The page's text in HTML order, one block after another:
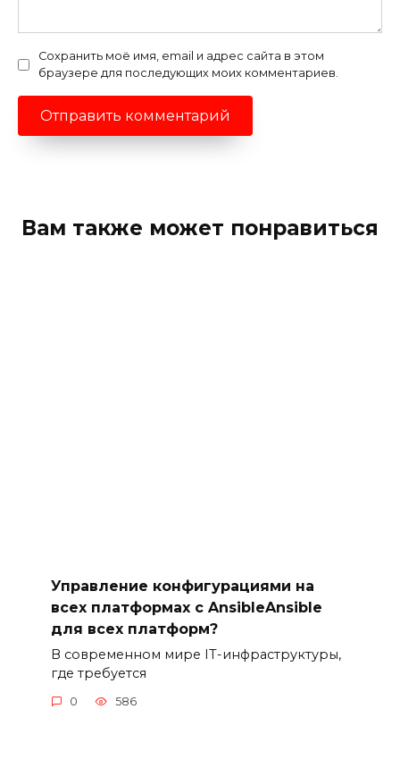
Сохранить моё имя, email и адрес сайта в этом
браузере для последующих моих комментариев.
Вам также может понравиться
Управление конфигурациями на
всех платформах с AnsibleAnsible
для всех платформ?
В современном мире IT-инфраструктуры,
где требуется
0 586